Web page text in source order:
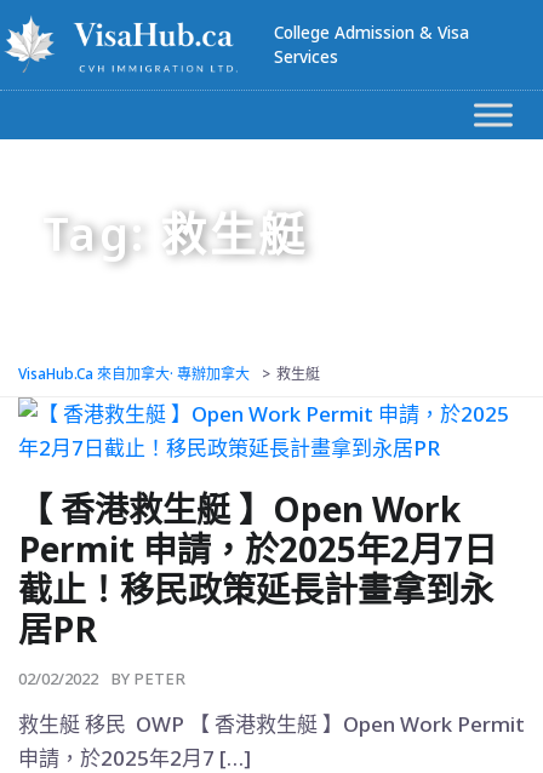
College Admission & Visa
Services
Tag: 救生艇
VisaHub.ca 來自加拿大· 專辦加拿大 > 救生艇
【 香港救生艇 】Open Work
Permit 申請，於2025年2月7日
截止！移民政策延長計畫拿到永
居PR
02/02/2022 BY PETER
救生艇 移民 OWP 【 香港救生艇 】Open Work Permit
申請，於2025年2月7 […]